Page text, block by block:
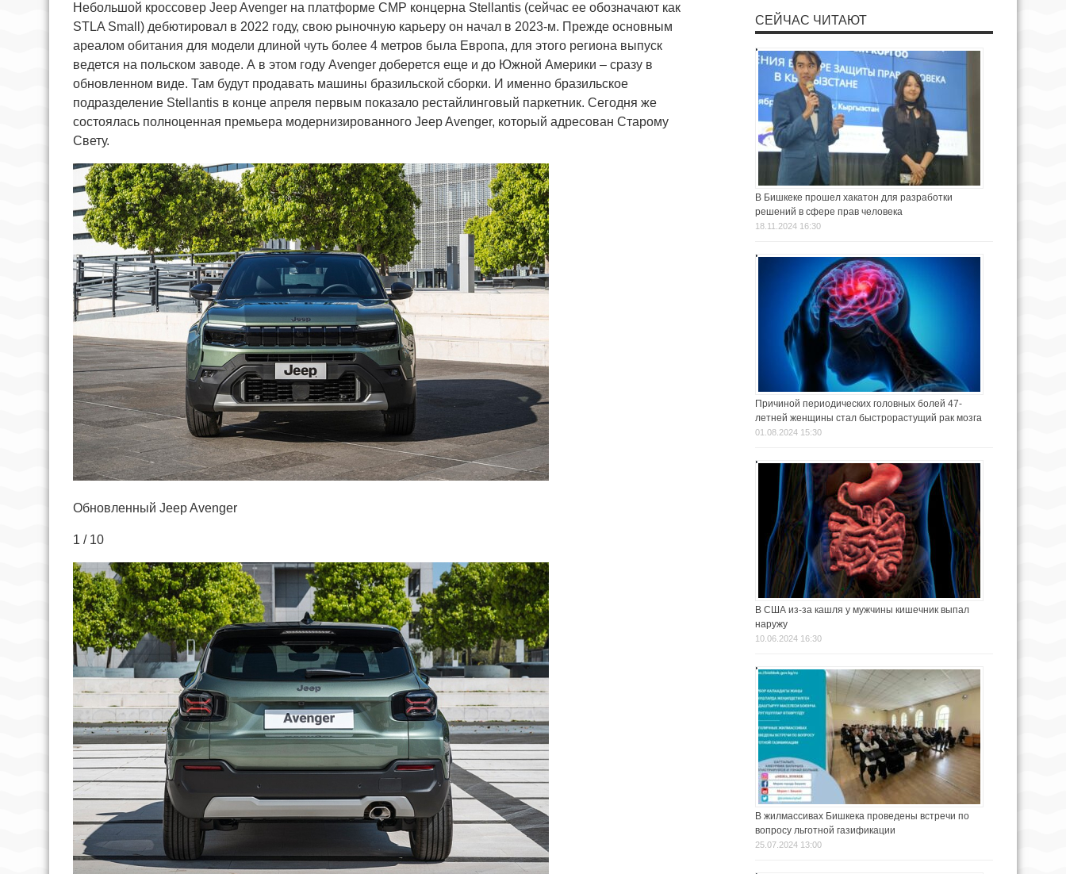
Небольшой кроссовер Jeep Avenger на платформе СMP концерна Stellantis (сейчас ее обозначают как
STLA Small) дебютировал в 2022 году, свою рыночную карьеру он начал в 2023-м. Прежде основным
ареалом обитания для модели длиной чуть более 4 метров была Европа, для этого региона выпуск
ведется на польском заводе. А в этом году Avenger доберется еще и до Южной Америки – сразу в
обновленном виде. Там будут продавать машины бразильской сборки. И именно бразильское
подразделение Stellantis в конце апреля первым показало рестайлинговый паркетник. Сегодня же
состоялась полноценная премьера модернизированного Jeep Avenger, который адресован Старому
Свету.
Обновленный Jeep Avenger
1 / 10
СЕЙЧАС ЧИТАЮТ
В Бишкеке прошел хакатон для разработки
решений в сфере прав человека
18.11.2024 16:30
Причиной периодических головных болей 47-
летней женщины стал быстрорастущий рак мозга
01.08.2024 15:30
В США из-за кашля у мужчины кишечник выпал
наружу
10.06.2024 16:30
В жилмассивах Бишкека проведены встречи по
вопросу льготной газификации
25.07.2024 13:00